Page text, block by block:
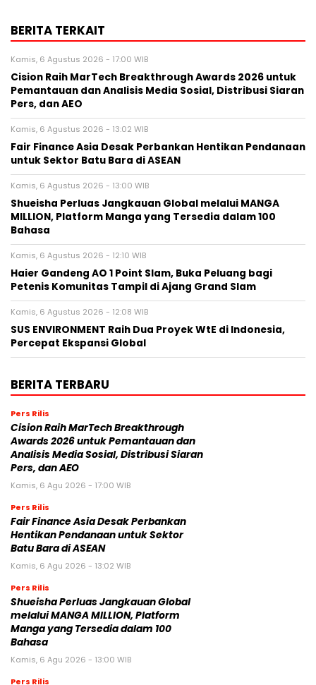
BERITA TERKAIT
Kamis, 6 Agustus 2026 - 17:00 WIB
Cision Raih MarTech Breakthrough Awards 2026 untuk
Pemantauan dan Analisis Media Sosial, Distribusi Siaran
Pers, dan AEO
Kamis, 6 Agustus 2026 - 13:02 WIB
Fair Finance Asia Desak Perbankan Hentikan Pendanaan
untuk Sektor Batu Bara di ASEAN
Kamis, 6 Agustus 2026 - 13:00 WIB
Shueisha Perluas Jangkauan Global melalui MANGA
MILLION, Platform Manga yang Tersedia dalam 100
Bahasa
Kamis, 6 Agustus 2026 - 12:10 WIB
Haier Gandeng AO 1 Point Slam, Buka Peluang bagi
Petenis Komunitas Tampil di Ajang Grand Slam
Kamis, 6 Agustus 2026 - 12:08 WIB
SUS ENVIRONMENT Raih Dua Proyek WtE di Indonesia,
Percepat Ekspansi Global
BERITA TERBARU
Pers Rilis
Cision Raih MarTech Breakthrough
Awards 2026 untuk Pemantauan dan
Analisis Media Sosial, Distribusi Siaran
Pers, dan AEO
Kamis, 6 Agu 2026 - 17:00 WIB
Pers Rilis
Fair Finance Asia Desak Perbankan
Hentikan Pendanaan untuk Sektor
Batu Bara di ASEAN
Kamis, 6 Agu 2026 - 13:02 WIB
Pers Rilis
Shueisha Perluas Jangkauan Global
melalui MANGA MILLION, Platform
Manga yang Tersedia dalam 100
Bahasa
Kamis, 6 Agu 2026 - 13:00 WIB
Pers Rilis